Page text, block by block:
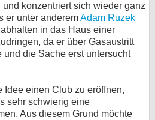
konzentriert sich wieder ganz
er unter anderemAdam Ruzek
in das Haus einer
da er über Gasaustritt
und die Sache erst untersucht
einen Club zu eröffnen,
sehr schwierig eine
Aus diesem Grund möchte